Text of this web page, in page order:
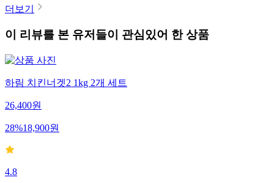
더보기
이 리뷰를 본 유저들이 관심있어 한 상품
하림 치킨너겟2 1kg 2개 세트
26,400원
28%18,900원
4.8